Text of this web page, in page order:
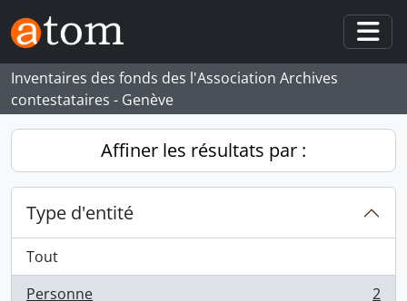
Skip to main content
Inventaires des fonds des l'Association Archives
contestataires - Genève
Affiner les résultats par :
Type d'entité
Tout
Personne
2